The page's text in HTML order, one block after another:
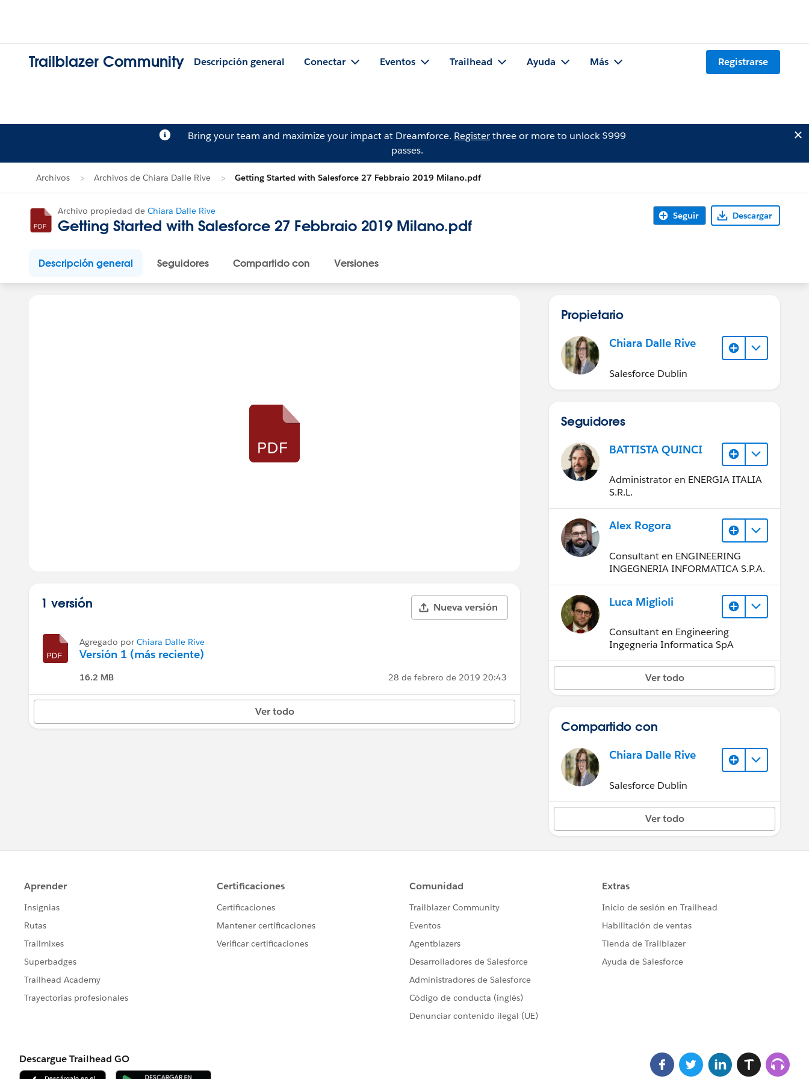
Trailblazer Community Descripción general Conectar Eventos Trailhead Ayuda Más Registrarse
Bring your team and maximize your impact at Dreamforce. Registerthree or more to unlock $999
passes.
Archivos Archivos de Chiara Dalle Rive Getting Started with Salesforce 27 Febbraio 2019 Milano.pdf
Archivo propiedad de Chiara Dalle Rive
Getting Started with Salesforce 27 Febbraio 2019 Milano.pdf
Seguir Descargar
Descripción general Seguidores Compartido con Versiones
1 versión Nueva versión
Agregado por Chiara Dalle Rive
Versión 1 (más reciente)
16.2 MB 28 de febrero de 2019 20:43
Ver todo
Propietario
Chiara Dalle Rive
Salesforce Dublin
Seguidores
BATTISTA QUINCI
Administrator en ENERGIA ITALIA
S.R.L.
Alex Rogora
Consultant en ENGINEERING
INGEGNERIA INFORMATICA S.P.A.
Luca Miglioli
Consultant en Engineering
Ingegneria Informatica SpA
Ver todo
Compartido con
Chiara Dalle Rive
Salesforce Dublin
Ver todo